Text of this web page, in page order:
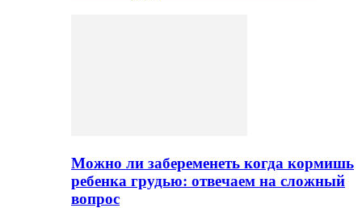
Можно ли забеременеть когда кормишь
ребенка грудью: отвечаем на сложный
вопрос